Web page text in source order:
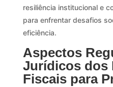
resiliência institucional e
para enfrentar desafios
eficiência.
Aspectos
Jurídicos dos
Fiscais para